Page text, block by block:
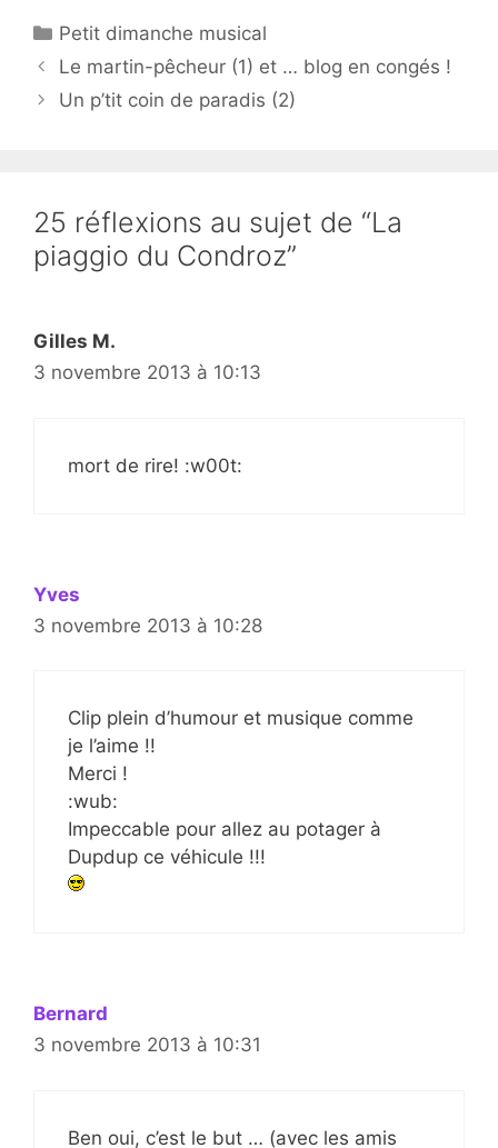
Catégories
Petit dimanche musical
Le martin-pêcheur (1) et … blog en congés !
Un p’tit coin de paradis (2)
25 réflexions au sujet de “La
piaggio du Condroz”
Gilles M.
3 novembre 2013 à 10:13
mort de rire! :w00t:
Yves
3 novembre 2013 à 10:28
Clip plein d’humour et musique comme
je l’aime !!
Merci !
:wub:
Impeccable pour allez au potager à
Dupdup ce véhicule !!!
Bernard
3 novembre 2013 à 10:31
Ben oui, c’est le but … (avec les amis